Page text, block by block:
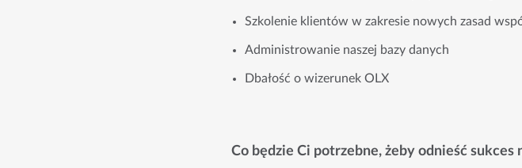
Szkolenie klientów w zakresie nowych zasad
Administrowanie naszej bazy danych
Dbałość o wizerunek OLX
Co będzie Ci potrzebne, żeby odnieść sukces